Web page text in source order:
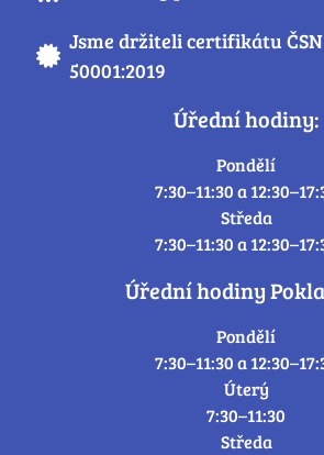
Jsme držiteli certifikátu ČSN
50001:2019
Úřední hodiny:
Pondělí
7:30–11:30 a
Středa
7:30–11:30 a
Úřední hodiny
Pondělí
7:30–11:30 a
Úterý
7:30–11:30
Středa